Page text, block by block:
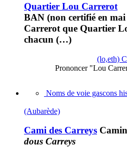
Quartier Lou Carrerot
BAN (non certifié en
Carrerot que Quartier
chacun (…)
(lo,eth)
Prononcer "Lou
Noms de voie gascons
(Aubarède)
Cami des Carreys
dous Carreys